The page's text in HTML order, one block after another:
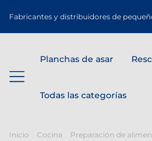
Fabricantes y distribuidores de
Planchas de asar
Todas las categorías
Inicio Cocina Preparación de